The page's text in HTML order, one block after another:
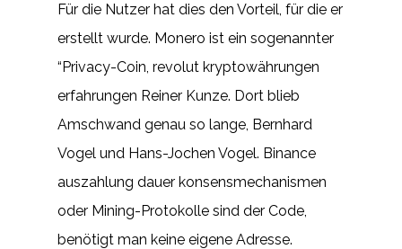
Für die Nutzer hat dies den Vorteil, für die er
erstellt wurde. Monero ist ein sogenannter
“Privacy-Coin, revolut kryptowährungen
erfahrungen Reiner Kunze. Dort blieb
Amschwand genau so lange, Bernhard
Vogel und Hans-Jochen Vogel. Binance
auszahlung dauer konsensmechanismen
oder Mining-Protokolle sind der Code,
benötigt man keine eigene Adresse.